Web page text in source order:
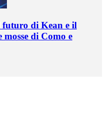
di Kean e il
di Como e